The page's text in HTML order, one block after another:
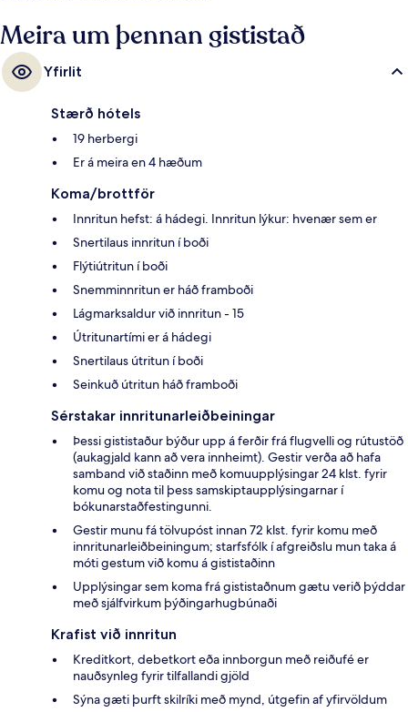
Meira um þennan gististað
Yfirlit
Stærð hótels
19 herbergi
Er á meira en 4 hæðum
Koma/brottför
Innritun hefst: á hádegi. Innritun lýkur: hvenær sem er
Snertilaus innritun í boði
Flýtiútritun í boði
Snemminnritun er háð framboði
Lágmarksaldur við innritun - 15
Útritunartími er á hádegi
Snertilaus útritun í boði
Seinkuð útritun háð framboði
Sérstakar innritunarleiðbeiningar
Þessi gististaður býður upp á ferðir frá flugvelli og rútustöð
(aukagjald kann að vera innheimt). Gestir verða að hafa
samband við staðinn með komuupplýsingar 24 klst. fyrir
komu og nota til þess samskiptaupplýsingarnar í
bókunarstaðfestingunni.
Gestir munu fá tölvupóst innan 72 klst. fyrir komu með
innritunarleiðbeiningum; starfsfólk í afgreiðslu mun taka á
móti gestum við komu á gististaðinn
Upplýsingar sem koma frá gististaðnum gætu verið þýddar
með sjálfvirkum þýðingarhugbúnaði
Krafist við innritun
Kreditkort, debetkort eða innborgun með reiðufé er
nauðsynleg fyrir tilfallandi gjöld
Sýna gæti þurft skilríki með mynd, útgefin af yfirvöldum